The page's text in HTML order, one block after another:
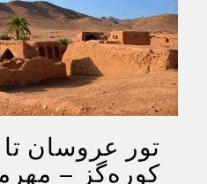
تور عروسان
کوره‌گز – مهرماه